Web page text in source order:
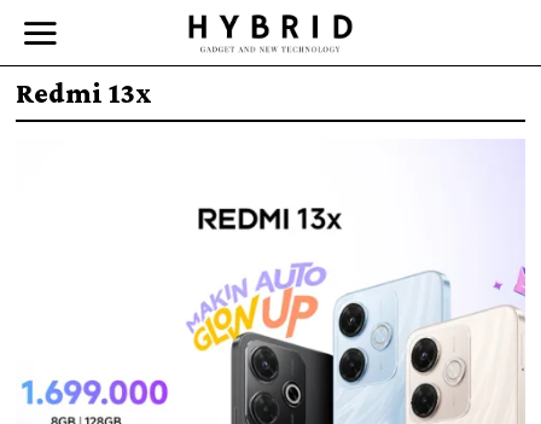
Redmi 13x